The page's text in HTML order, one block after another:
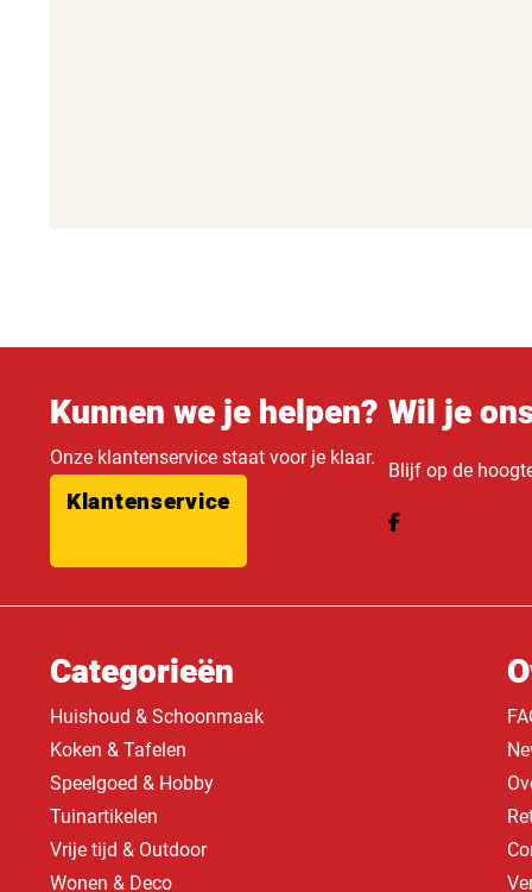
Kunnen we je helpen?
Onze klantenservice staat voor je klaar.
Klantenservice
Wil je
Blijf op de
Categorieën
Huishoud & Schoonmaak
Koken & Tafelen
Speelgoed & Hobby
Tuinartikelen
Vrije tijd & Outdoor
Wonen & Deco